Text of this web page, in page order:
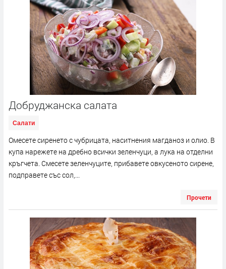
Добруджанска салата
Салати
Омесете сиренето с чубрицата, наситнения магданоз и олио. В
купа нарежете на дребно всички зеленчуци, а лука на отделни
кръгчета. Смесете зеленчуците, прибавете овкусеното сирене,
подправете със сол,...
Прочети